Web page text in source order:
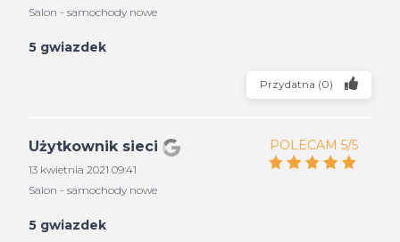
Salon - samochody nowe
5 gwiazdek
Przydatna (0)
Użytkownik sieci
13 kwietnia 2021 09:41
Salon - samochody nowe
POLECAM 5/5
5 gwiazdek